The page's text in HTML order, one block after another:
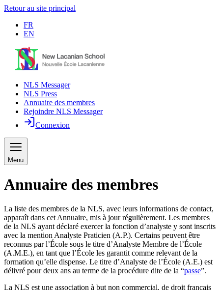
Retour au site principal
FR
EN
NLS Messager
NLS Press
Annuaire des membres
Rejoindre NLS Messager
Connexion
Menu
Annuaire des membres
La liste des membres de la NLS, avec leurs informations de contact,
apparaît dans cet Annuaire, mis à jour régulièrement. Les membres
de la NLS ayant déclaré exercer la fonction d’analyste y sont inscrits
avec la mention Analyste Praticien (A.P.). Certains peuvent être
reconnus par l’École sous le titre d’Analyste Membre de l’École
(A.M.E.), en tant que l’École les garantit comme relevant de la
formation qu’elle dispense. Le titre d’Analyste de l’École (A.E.) est
délivré pour deux ans au terme de la procédure dite de la “passe”.
La NLS est une association à but non commercial, de droit français